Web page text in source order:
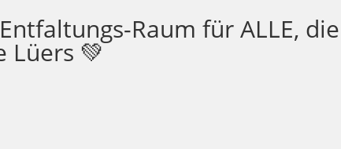
Raum für ALLE,
Lüers 💚